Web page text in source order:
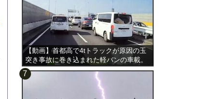
【動画】首都高で4tトラックが原因の玉
突き事故に巻き込まれた軽バンの車載。